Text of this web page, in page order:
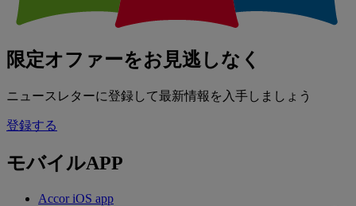
限定オファーをお見逃しなく
ニュースレターに登録して最新情報を入手しましょう
登録する
モバイルAPP
Accor iOS app